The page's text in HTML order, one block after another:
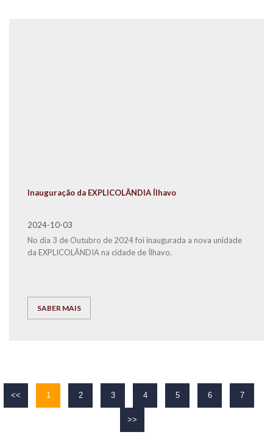
Inauguração da EXPLICOLÂNDIA Ílhavo
2024-10-03
No dia 3 de Outubro de 2024 foi inaugurada a nova unidade
da EXPLICOLÂNDIA na cidade de Ílhavo.
SABER MAIS
<< 1 2 3 4 5 6 7
>>